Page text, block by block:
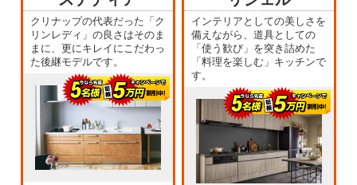
クリナップの代表だった「ク
リンレディ」の良さはそのま
まに、更にキレイにこだわっ
た後継モデルです。
インテリアとしての美しさを
備えながら、道具としての
「使う歓び」を突き詰めた
「料理を楽しむ」キッチンで
す。